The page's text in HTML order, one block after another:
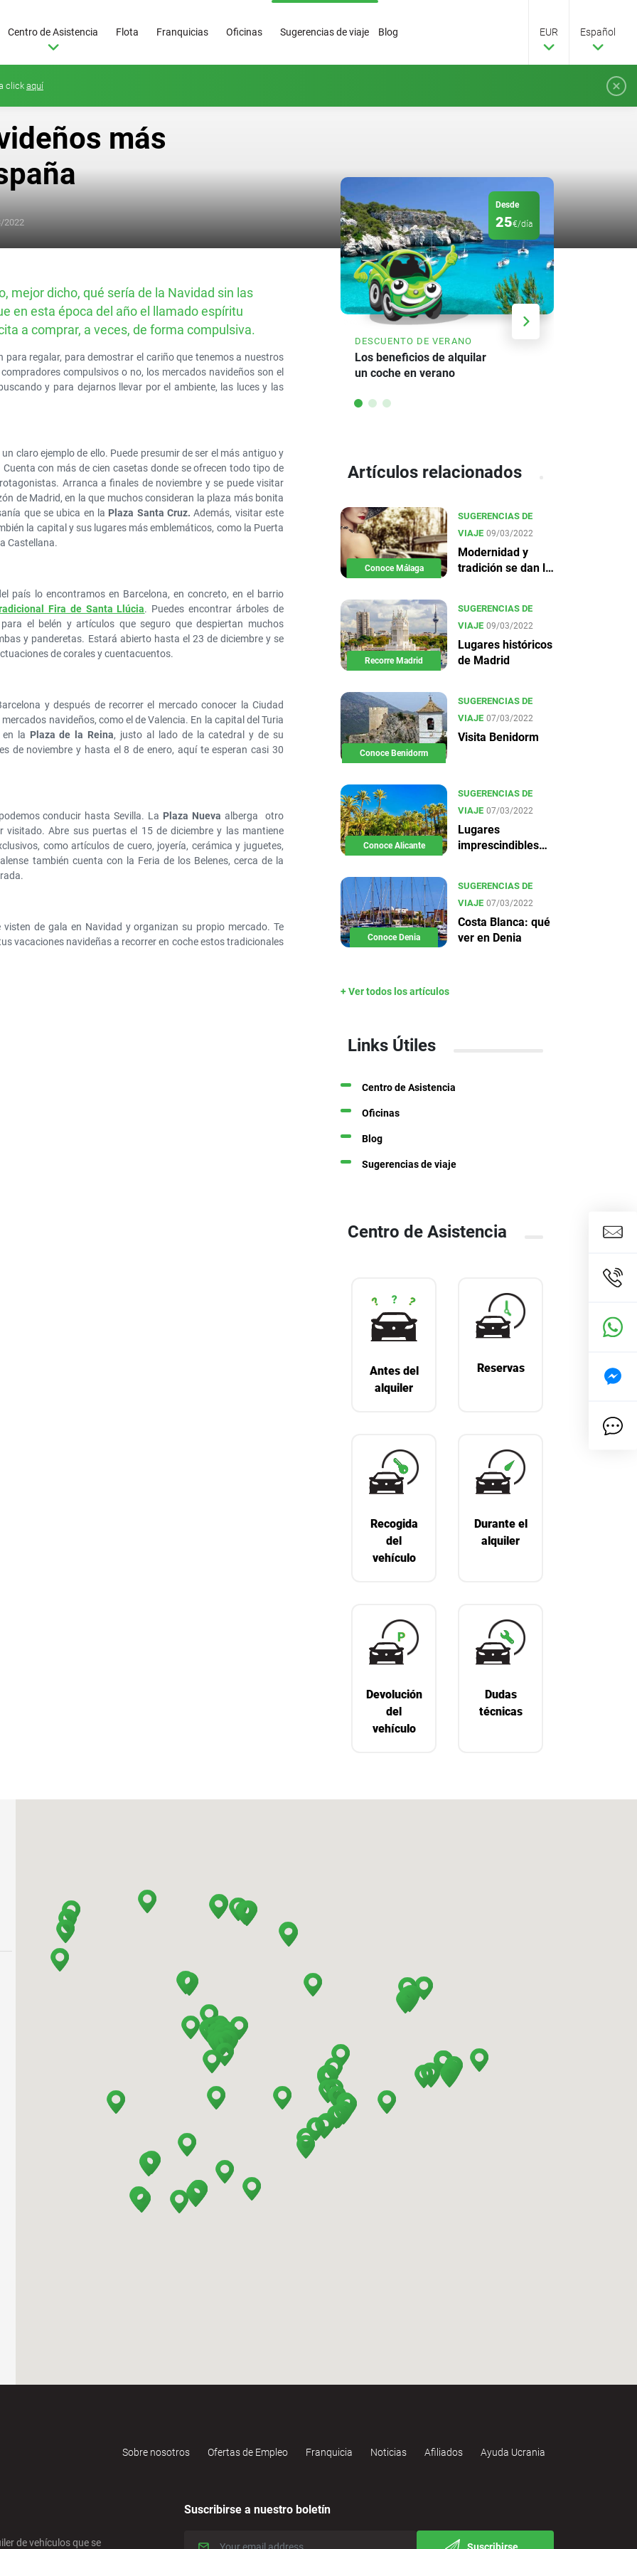
Centro de Asistencia Flota Franquicias Oficinas Sugerencias de viaje Blog EUR Español
click aquí
más
2022
mejor dicho, qué sería de la Navidad sin las
en esta época del año el llamado espíritu
a comprar, a veces, de forma compulsiva.
regalar, para demostrar el cariño que tenemos a nuestros
compulsivos o no, los mercados navideños son el
y para dejarnos llevar por el ambiente, las luces y las
un claro ejemplo de ello. Puede presumir de ser el más antiguo y
con más de cien casetas donde se ofrecen todo tipo de
Arranca a finales de noviembre y se puede visitar
de Madrid, en la que muchos consideran la plaza más bonita
que se ubica en la Plaza Santa Cruz. Además, visitar este
la capital y sus lugares más emblemáticos, como la Puerta
Castellana.
país lo encontramos en Barcelona, en concreto, en el barrio
Fira de Santa Llúcia. Puedes encontrar árboles de
el belén y artículos que seguro que despiertan muchos
y panderetas. Estará abierto hasta el 23 de diciembre y se
de corales y cuentacuentos.
y después de recorrer el mercado conocer la Ciudad
navideños, como el de Valencia. En la capital del Turia
en la Plaza de la Reina, justo al lado de la catedral y de su
de noviembre y hasta el 8 de enero, aquí te esperan casi 30
conducir hasta Sevilla. La Plaza Nueva alberga otro
visitado. Abre sus puertas el 15 de diciembre y las mantiene
como artículos de cuero, joyería, cerámica y juguetes,
también cuenta con la Feria de los Belenes, cerca de la
de gala en Navidad y organizan su propio mercado. Te
vacaciones navideñas a recorrer en coche estos tradicionales
GRAN DESCUENTO
Alquile un SUV por solo
50€ al día
Desde
25€/día
DESCUENTO DE VERANO
Los beneficios de alquilar
un coche en verano
Artículos relacionados
Conoce Málaga
SUGERENCIAS DE
VIAJE 09/03/2022
Modernidad y
tradición se dan la
Recorre Madrid
SUGERENCIAS DE
VIAJE 09/03/2022
Lugares históricos
de Madrid
Conoce Benidorm
SUGERENCIAS DE
VIAJE 07/03/2022
Visita Benidorm
Conoce Alicante
SUGERENCIAS DE
VIAJE 07/03/2022
Lugares
imprescindibles
Conoce Denia
SUGERENCIAS DE
VIAJE 07/03/2022
Costa Blanca: qué
ver en Denia
+ Ver todos los artículos
Links Útiles
Centro de Asistencia
Oficinas
Blog
Sugerencias de viaje
Centro de Asistencia
Antes del
alquiler
Reservas
Recogida
del
vehículo
Durante el
alquiler
Devolución
del
vehículo
Dudas
técnicas
Sobre nosotros Ofertas de Empleo Franquicia Noticias Afiliados Ayuda Ucrania
de vehículos que se
Suscribirse a nuestro boletín